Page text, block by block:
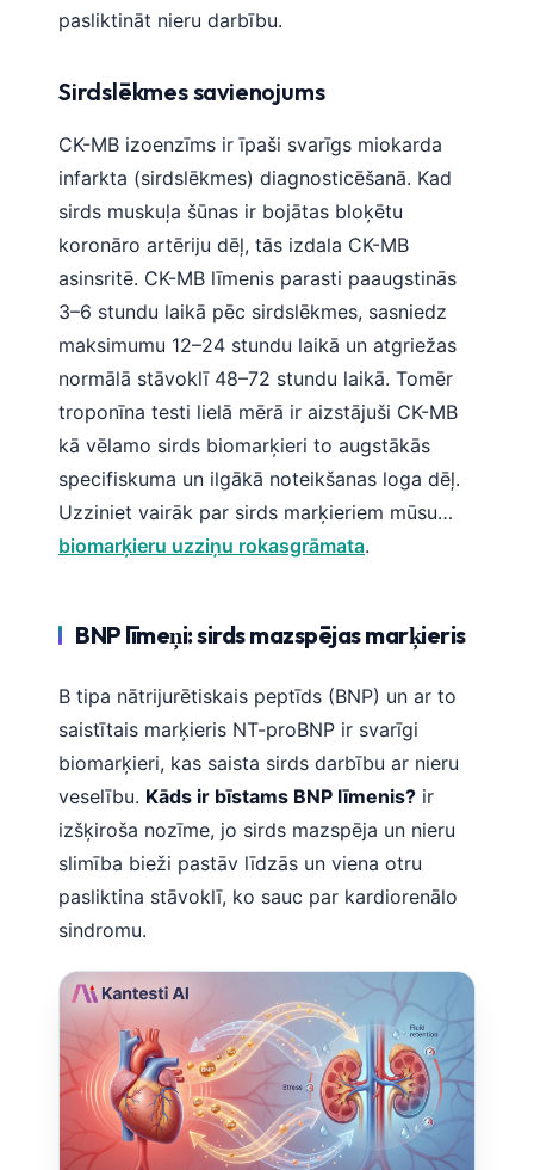
pasliktināt nieru darbību.
Sirdslēkmes savienojums
CK-MB izoenzīms ir īpaši svarīgs miokarda
infarkta (sirdslēkmes) diagnosticēšanā. Kad
sirds muskuļa šūnas ir bojātas bloķētu
koronāro artēriju dēļ, tās izdala CK-MB
asinsritē. CK-MB līmenis parasti paaugstinās
3–6 stundu laikā pēc sirdslēkmes, sasniedz
maksimumu 12–24 stundu laikā un atgriežas
normālā stāvoklī 48–72 stundu laikā. Tomēr
troponīna testi lielā mērā ir aizstājuši CK-MB
kā vēlamo sirds biomarķieri to augstākās
specifiskuma un ilgākā noteikšanas loga dēļ.
Uzziniet vairāk par sirds marķieriem mūsu…
biomarķieru uzziņu rokasgrāmata.
BNP līmeņi: sirds mazspējas marķieris
B tipa nātrijurētiskais peptīds (BNP) un ar to
saistītais marķieris NT-proBNP ir svarīgi
biomarķieri, kas saista sirds darbību ar nieru
veselību. Kāds ir bīstams BNP līmenis? ir
izšķiroša nozīme, jo sirds mazspēja un nieru
slimība bieži pastāv līdzās un viena otru
pasliktina stāvoklī, ko sauc par kardiorenālo
sindromu.
Íslenska
Српски језик
Svenska
Bosanski
Azərbaycan dili
Eesti
日本語
Čeština
Русский
Lietuvių kalba
Polski
Shqip
اردو
मराठी
తెలుగు
தமிழ்
ગુજરાતી
മലയാളം
Bahasa Melayu
Tiếng Việt
Tagalog
ဗမာစာ